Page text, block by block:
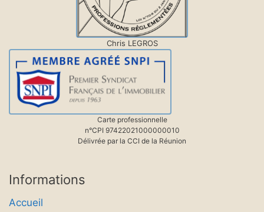
Chris LEGROS
Carte professionnelle
n°CPI 97422021000000010
Délivrée par la CCI de la Réunion
Informations
Accueil